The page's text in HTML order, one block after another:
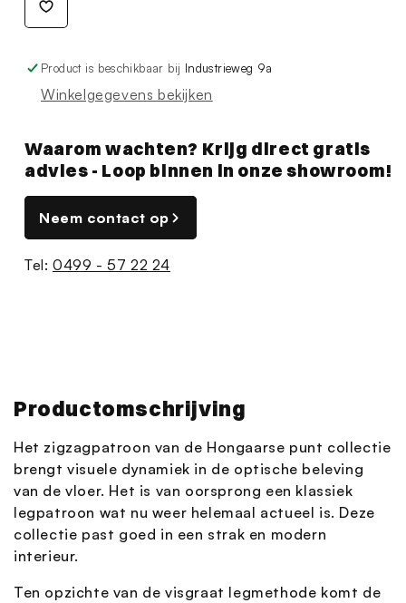
Product is beschikbaar bij Industrieweg 9a
Winkelgegevens bekijken
Waarom wachten? Krijg direct gratis
advies - Loop binnen in onze showroom!
Neem contact op
Tel:0499 - 57 22 24
Productomschrijving
Het zigzagpatroon van de Hongaarse punt collectie
brengt visuele dynamiek in de optische beleving
van de vloer. Het is van oorsprong een klassiek
legpatroon wat nu weer helemaal actueel is. Deze
collectie past goed in een strak en modern
interieur.
Ten opzichte van de visgraat legmethode komt de